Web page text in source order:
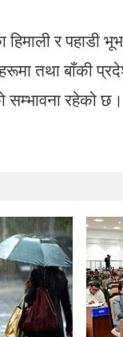
र पहाडी
तथा बाँकी
सम्भावना रहेको छ।